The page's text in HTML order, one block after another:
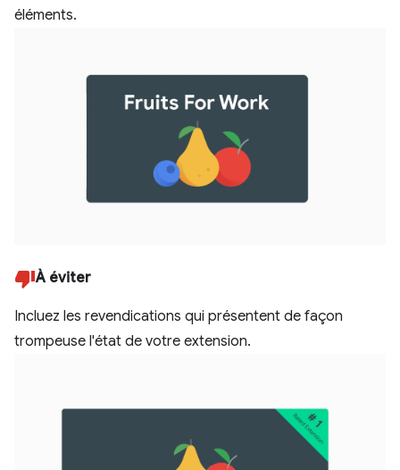
éléments.
À éviter
Incluez les revendications qui présentent de façon
trompeuse l'état de votre extension.